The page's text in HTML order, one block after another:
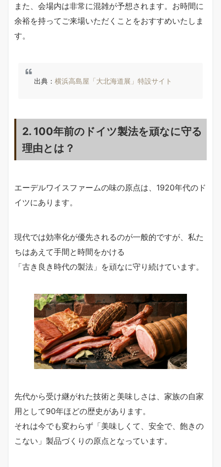
また、会場内は非常に混雑が予想されます。お時間に
余裕を持ってご来場いただくことをおすすめいたしま
す。
出典： 横浜高島屋「大北海道展」特設サイト
2. 100年前のドイツ製法を頑なに守る
理由とは？
エーデルワイスファームの味の原点は、1920年代のド
イツにあります。
現代では効率化が優先されるのが一般的ですが、私た
ちはあえて手間と時間をかける
「古き良き時代の製法」を頑なに守り続けています。
先代から受け継がれた技術と美味しさは、家族の自家
用として90年ほどの歴史があります。
それは今でも変わらず「美味しくて、安全で、飽きの
こない」製品づくりの原点となっています。